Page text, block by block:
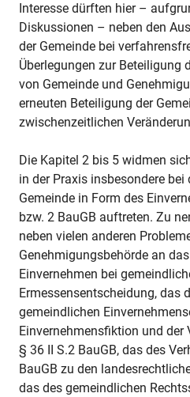
Interesse dürften hier –
Diskussionen – neben den
der Gemeinde bei
Überlegungen zur Beteiligung
von Gemeinde und
erneuten Beteiligung der
zwischenzeitlichen
Die Kapitel 2 bis 5 widmen
in der Praxis insbesondere bei
Gemeinde in Form des
bzw. 2 BauGB auftreten. Zu
neben vielen anderen
Genehmigungsbehörde an
Einvernehmen bei
Ermessensentscheidung, das
gemeindlichen
Einvernehmensfiktion und der
§ 36 II S.2 BauGB, das des
BauGB zu den
das des gemeindlichen